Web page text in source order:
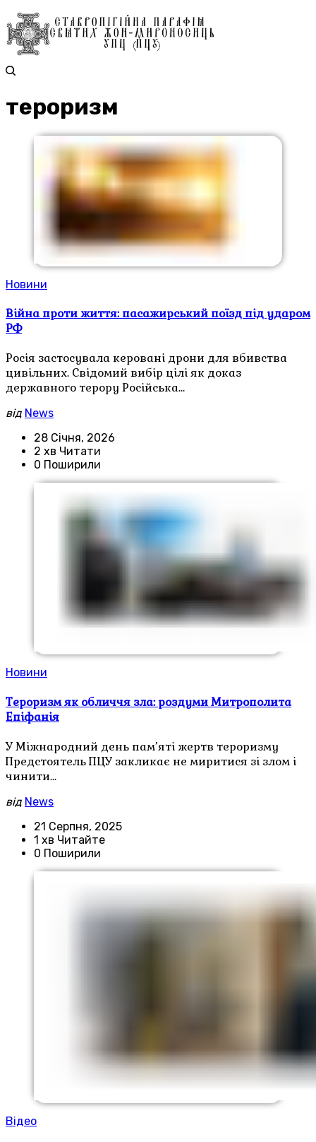
тероризм
Новини
Війна проти життя: пасажирський поїзд під ударом
РФ
Росія застосувала керовані дрони для вбивства
цивільних. Свідомий вибір цілі як доказ
державного терору Російська…
від News
28 Січня, 2026
2 хв Читати
0 Поширили
Новини
Тероризм як обличчя зла: роздуми Митрополита
Епіфанія
У Міжнародний день пам’яті жертв тероризму
Предстоятель ПЦУ закликає не миритися зі злом і
чинити…
від News
21 Серпня, 2025
1 хв Читайте
0 Поширили
Відео